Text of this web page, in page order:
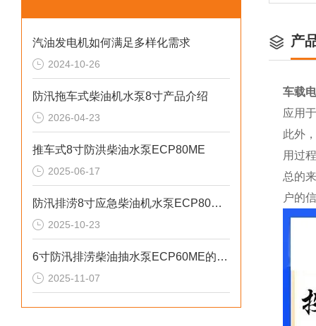
汽油发电机如何满足多样化需求
2024-10-26
防汛拖车式柴油机水泵8寸产品介绍
2026-04-23
推车式8寸防洪柴油水泵ECP80ME
2025-06-17
防汛排涝8寸应急柴油机水泵ECP80ME参数
2025-10-23
6寸防汛排涝柴油抽水泵ECP60ME的重要性
2025-11-07
产
车载
应用
此外
用过
总的
户的